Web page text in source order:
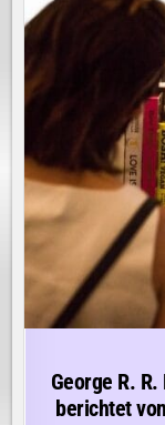
George R.
berichtet